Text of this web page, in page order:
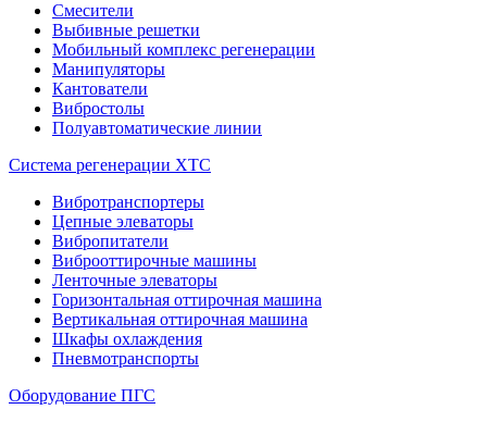
Смесители
Выбивные решетки
Мобильный комплекс регенерации
Манипуляторы
Кантователи
Вибростолы
Полуавтоматические линии
Система регенерации ХТС
Вибротранспортеры
Цепные элеваторы
Вибропитатели
Виброоттирочные машины
Ленточные элеваторы
Горизонтальная оттирочная машина
Вертикальная оттирочная машина
Шкафы охлаждения
Пневмотранспорты
Оборудование ПГС